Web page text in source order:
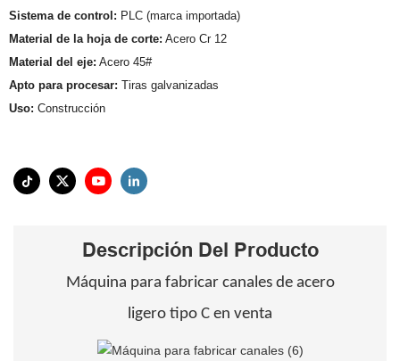
Sistema de control: PLC (marca importada)
Material de la hoja de corte: Acero Cr 12
Material del eje: Acero 45#
Apto para procesar: Tiras galvanizadas
Uso: Construcción
Descripción Del Producto
Máquina para fabricar canales de acero
ligero tipo C en venta